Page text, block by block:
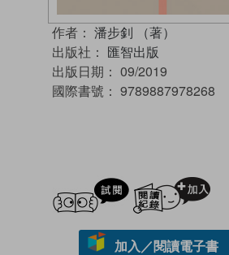
作者： 潘步釗 （著）
出版社： 匯智出版
出版日期： 09/2019
國際書號： 9789887978268
試閲
加入／閱讀電子書